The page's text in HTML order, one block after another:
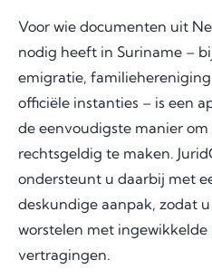
Voor wie documenten uit
nodig heeft in Suriname –
emigratie,
officiële instanties – is een
de eenvoudigste manier om
rechtsgeldig te maken.
ondersteunt u daarbij met
deskundige aanpak, zodat
worstelen met ingewikkelde
vertragingen.